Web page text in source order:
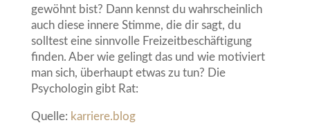
gewöhnt bist? Dann kennst du wahrscheinlich
auch diese innere Stimme, die dir sagt, du
solltest eine sinnvolle Freizeitbeschäftigung
finden. Aber wie gelingt das und wie motiviert
man sich, überhaupt etwas zu tun? Die
Psychologin gibt Rat:
Quelle: karriere.blog